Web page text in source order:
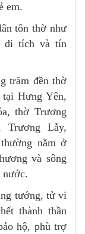
em.
tôn thờ như
di tích và tín
trăm đền thờ
Hưng Yên,
thờ Trương
Trương Lẫy,
nằm ở
và sông
nước.
tướng, tử vi
thành thần
hộ, phù trợ